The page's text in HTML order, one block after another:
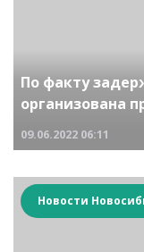
По факту
организована
09.06.2022 06:11
Новости